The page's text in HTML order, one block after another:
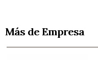
Más de Empresa